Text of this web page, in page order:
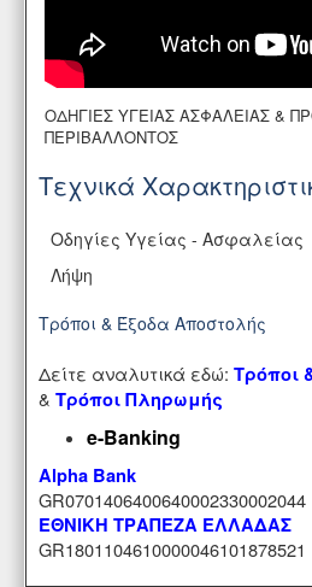
ΟΔΗΓΙΕΣ ΥΓΕΙΑΣ ΑΣΦΑΛΕΙΑΣ &
ΠΕΡΙΒΑΛΛΟΝΤΟΣ
Τεχνικά
Οδηγίες Υγείας - Ασφαλείας
Λήψη
Τρόποι & Έξοδα Αποστολής
Δείτε αναλυτικά εδώ: Τρόποι
& Τρόποι Πληρωμής
e-Banking
Alpha Bank
GR0701406400640002330002044
ΕΘΝΙΚΗ ΤΡΑΠΕΖΑ ΕΛΛΑΔΑΣ
GR1801104610000046101878521